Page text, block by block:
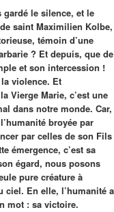
le silence, et le
saint Maximilien Kolbe,
témoin d’une
? Et depuis, que de
et son intercession !
violence. Et
Vierge Marie, c’est une
dans notre monde. Car,
broyée par
par celles de son Fils
émergence, c’est sa
égard, nous posons
pure créature à
ciel. En elle, l’humanité a
mot : sa victoire.